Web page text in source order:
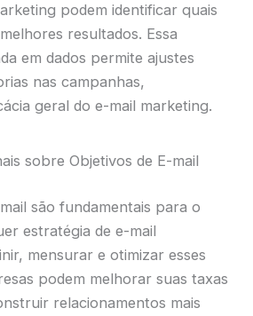
podem identificar quais
resultados. Essa
em dados permite ajustes
nas campanhas,
geral do e-mail marketing.
sobre Objetivos de E-mail
são fundamentais para o
estratégia de e-mail
mensurar e otimizar esses
podem melhorar suas taxas
relacionamentos mais